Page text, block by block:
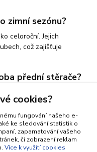
zimní sezónu?
celoroční. Jejich
což zajišťuje
přední stěrače?
přesně podle
cookies?
fungování našeho e-
ke sledování statistik o
zapamatování vašeho
či zobrazení reklam
Více k využití cookies